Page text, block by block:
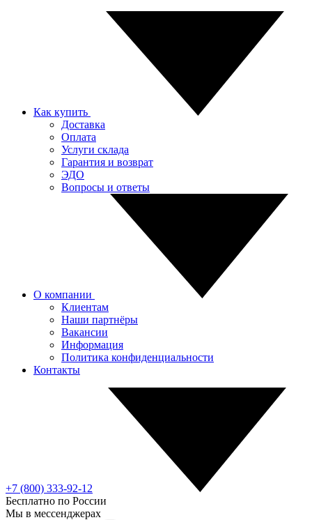
Как купить
Доставка
Оплата
Услуги склада
Гарантия и возврат
ЭДО
Вопросы и ответы
О компании
Клиентам
Наши партнёры
Вакансии
Информация
Политика конфиденциальности
Контакты
+7 (800) 333-92-12
Бесплатно по России
Мы в мессенджерах